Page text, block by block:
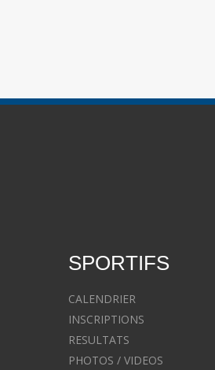
SPORTIFS
CALENDRIER
INSCRIPTIONS
RESULTATS
PHOTOS / VIDEOS